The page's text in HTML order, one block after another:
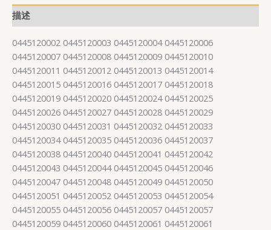
描述
0445120002 0445120003 0445120004 0445120006
0445120007 0445120008 0445120009 0445120010
0445120011 0445120012 0445120013 0445120014
0445120015 0445120016 0445120017 0445120018
0445120019 0445120020 0445120024 0445120025
0445120026 0445120027 0445120028 0445120029
0445120030 0445120031 0445120032 0445120033
0445120034 0445120035 0445120036 0445120037
0445120038 0445120040 0445120041 0445120042
0445120043 0445120044 0445120045 0445120046
0445120047 0445120048 0445120049 0445120050
0445120051 0445120052 0445120053 0445120054
0445120055 0445120056 0445120057 0445120057
0445120059 0445120060 0445120061 0445120061